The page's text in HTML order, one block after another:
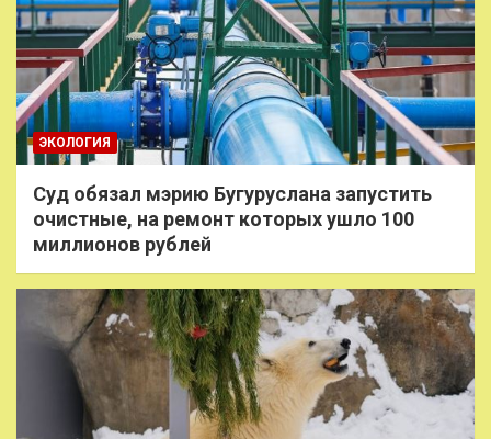
ЭКОЛОГИЯ
Суд обязал мэрию Бугуруслана запустить
очистные, на ремонт которых ушло 100
миллионов рублей